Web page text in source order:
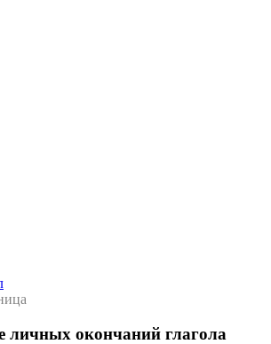
личных окончаний глагола